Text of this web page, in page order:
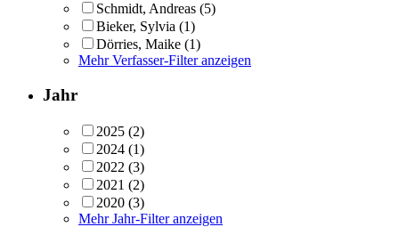
Schmidt, Andreas (5)
Bieker, Sylvia (1)
Dörries, Maike (1)
Mehr Verfasser-Filter anzeigen
Jahr
2025 (2)
2024 (1)
2022 (3)
2021 (2)
2020 (3)
Mehr Jahr-Filter anzeigen